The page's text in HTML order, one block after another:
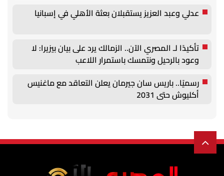
عدلي وعبد العزيز يستقبلان بعثة الأهلي في إسبانيا
تأكيدًا لـ المصري الآن.. الزمالك يرد على بيان بيزيرا: لا
وعود بالرحيل ونتمسك باستمرار اللاعب
رسميًا.. باريس سان جيرمان يعلن التعاقد مع ماغنيس
أكليوش حتى 2031